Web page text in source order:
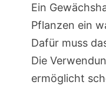
Ein
Pflanzen ein
Dafür muss
Die
ermöglicht